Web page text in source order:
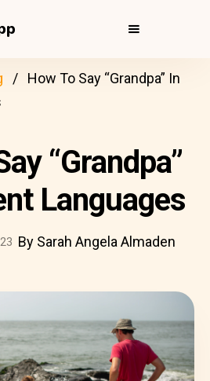
How To Say “Grandpa” In
“Grandpa”
Languages
By Sarah Angela Almaden